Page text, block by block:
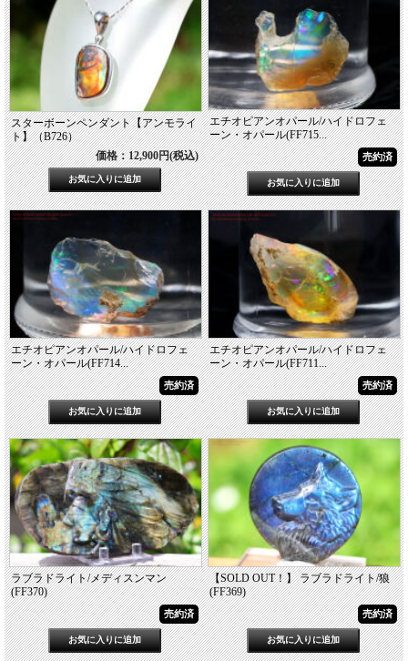
スターボーンペンダント【アンモライ
ト】（B726）
価格：12,900円(税込)
エチオピアンオパール/ハイドロフェ
ーン・オパール(FF715...
売約済
エチオピアンオパール/ハイドロフェ
ーン・オパール(FF714...
売約済
エチオピアンオパール/ハイドロフェ
ーン・オパール(FF711...
売約済
ラブラドライト/メディスンマン
(FF370)
売約済
【SOLD OUT！】 ラブラドライト/狼
(FF369)
売約済